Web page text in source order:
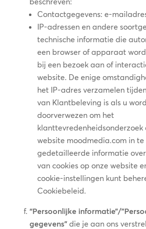
Contactgegevens: e-
IP-adressen en andere
technische informatie die
een browser of apparaat
bij een bezoek aan of
website. De enige
het IP-adres verzamelen
van Klantbeleving is als u
doorverwezen om het
klanttevredenheidsonderzoek
website moodmedia.com in te
gedetailleerde informatie
van cookies op onze website
cookie-instellingen kunt
Cookiebeleid.
“Persoonlijke informatie”/
gegevens”die je aan ons